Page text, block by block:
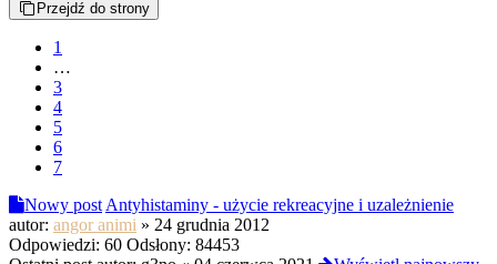
Przejdź do strony
1
…
3
4
5
6
7
Nowy post Antyhistaminy - użycie rekreacyjne i uzależnienie
autor: angor animi » 24 grudnia 2012
Odpowiedzi: 60 Odsłony: 84453